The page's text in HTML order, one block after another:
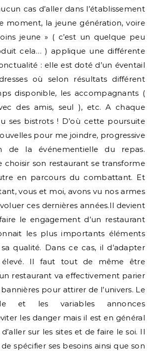
cas d’aller dans l’établissement
moment, la jeune génération, voire
jeune » ( c’est un quelque peu
cela… ) applique une différente
: elle est doté d’un éventail
où selon résultats différent
disponible, les accompagnants (
des amis, seul ), etc. A chaque
ses bistrots ! D’où cette poursuite
pour me joindre, progressive
de la événementielle du repas.
choisir son restaurant se transforme
en parcours du combattant. Et
vous et moi, avons vu nos armes
ces dernières années.Il devient
le engagement d’un restaurant
les plus importants éléments
qualité. Dans ce cas, il d’adapter
Il faut tout de même être
restaurant va effectivement parier
pour attirer de l’univers. Le
et les variables annonces
les danger mais il est en général
sur les sites et de faire le soi. Il
spécifier ses besoins ainsi que son